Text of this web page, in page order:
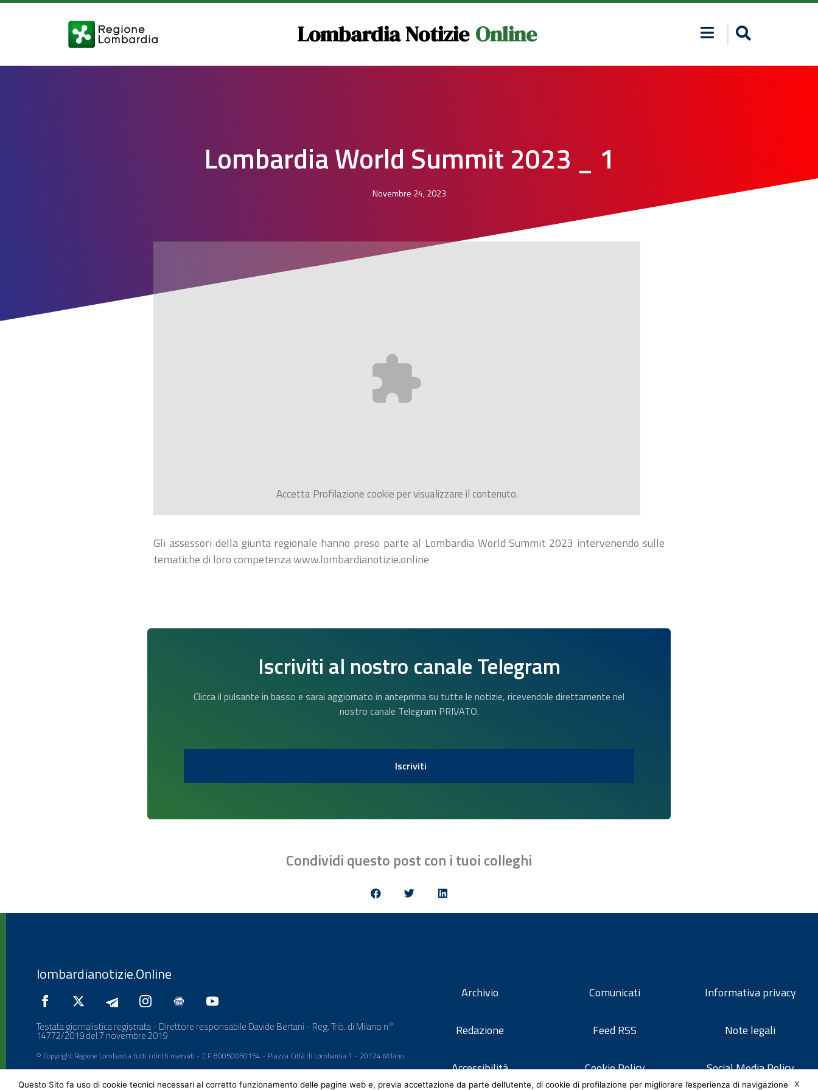
Lombardia Notizie Online
Lombardia World Summit 2023 _ 1
Novembre 24, 2023
AccettaProfilazionecookie per visualizzare il contenuto.
Gli assessori della giunta regionale hanno preso parte al Lombardia World Summit 2023 intervenendo sulle
tematiche di loro competenza www.lombardianotizie.online
Iscriviti al nostro canale Telegram
Clicca il pulsante in basso e sarai aggiornato in anteprima su tutte le notizie, ricevendole direttamente nel
nostro canale Telegram PRIVATO.
Iscriviti
Condividi questo post con i tuoi colleghi
lombardianotizie.Online
Testata giornalistica registrata - Direttore responsabile Davide Bertani - Reg. Trib. di Milano n°
14772/2019 del 7 novembre 2019
© Copyright Regione Lombardia tutti i diritti riservati - C.F. 80050050154 - Piazza Città di Lombardia 1 - 20124 Milano
Archivio
Redazione
Accessibilità
Comunicati
Feed RSS
Cookie Policy
Informativa privacy
Note legali
Social Media Policy
X
Questo Sito fa uso di cookie tecnici necessari al corretto funzionamento delle pagine web e, previa accettazione da parte dell’utente, di cookie di profilazione per migliorare l’esperienza di navigazione